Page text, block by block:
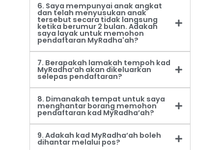
6. Saya mempunyai anak angkat
dan telah menyusukan anak
tersebut secara tidak langsung
ketika berumur 2 bulan. Adakah
saya layak untuk memohon
pendaftaran MyRadha'ah?
7. Berapakah lamakah tempoh kad
MyRadha’ah akan dikeluarkan
selepas pendaftaran?
8. Dimanakah tempat untuk saya
menghantar borang memohon
pendaftaran kad MyRadha’ah?
9. Adakah kad MyRadha’ah boleh
dihantar melalui pos?